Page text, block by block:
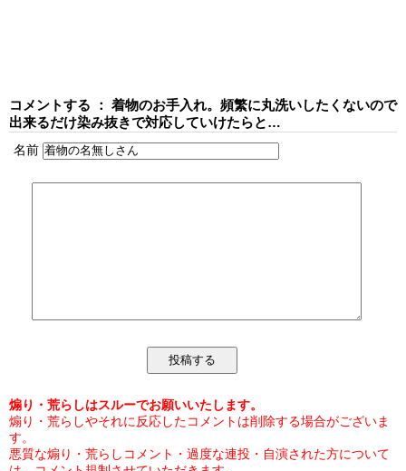
コメントする ： 着物のお手入れ。頻繁に丸洗いしたくないので
出来るだけ染み抜きで対応していけたらと…
名前
煽り・荒らしはスルーでお願いいたします。
煽り・荒らしやそれに反応したコメントは削除する場合がございま
す。
悪質な煽り・荒らしコメント・過度な連投・自演された方について